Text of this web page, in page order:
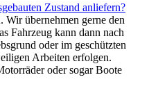
Zustand anliefern?
übernehmen gerne den
Fahrzeug kann dann nach
oder im geschützten
Arbeiten erfolgen.
oder sogar Boote